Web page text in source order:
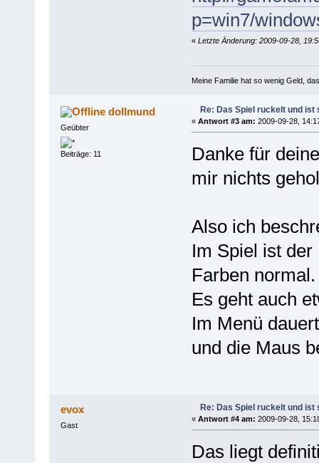
p=win7/
« Letzte Änderung: 2009-09-28,
Meine Familie hat so wenig Geld,
dollmund
Geübter
Beiträge: 11
Re: Das Spiel ruckelt und ist
« Antwort #3 am: 2009-09-28,
Danke für
mir nichts
Also ich
Im Spiel ist
Farben normal.
Es geht auch
Im Menü
und die Maus
evox
Gast
Re: Das Spiel ruckelt und ist
« Antwort #4 am: 2009-09-28,
Das liegt